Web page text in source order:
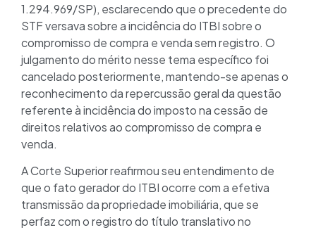
1.294.969/SP), esclarecendo que o precedente do
STF versava sobre a incidência do ITBI sobre o
compromisso de compra e venda sem registro. O
julgamento do mérito nesse tema específico foi
cancelado posteriormente, mantendo-se apenas o
reconhecimento da repercussão geral da questão
referente à incidência do imposto na cessão de
direitos relativos ao compromisso de compra e
venda.
A Corte Superior reafirmou seu entendimento de
que o fato gerador do ITBI ocorre com a efetiva
transmissão da propriedade imobiliária, que se
perfaz com o registro do título translativo no